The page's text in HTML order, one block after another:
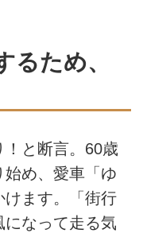
るため、
と断言。60歳
始め、愛車「ゆ
けます。「街行
になって走る気